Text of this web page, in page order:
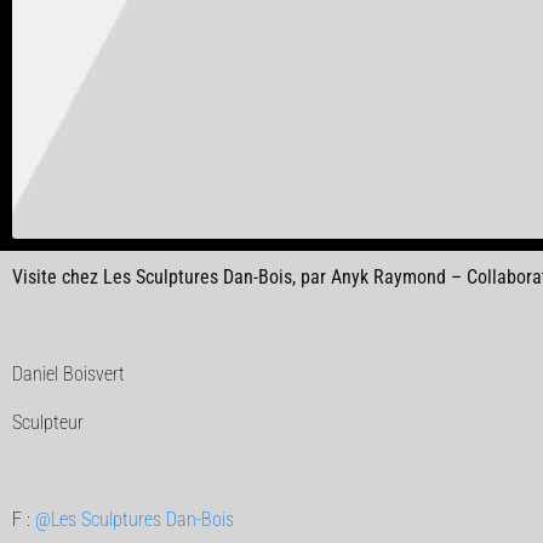
Visite chez Les Sculptures Dan-Bois, par Anyk Raymond –
Daniel Boisvert
Sculpteur
F : @Les Sculptures Dan-Bois